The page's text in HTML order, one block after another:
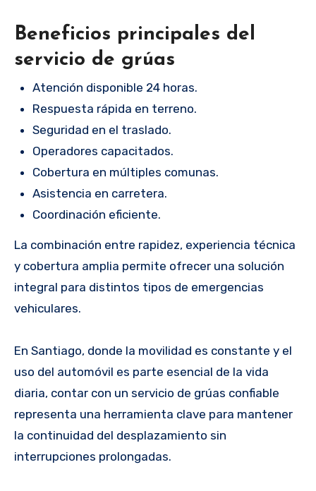
Beneficios principales del
servicio de grúas
Atención disponible 24 horas.
Respuesta rápida en terreno.
Seguridad en el traslado.
Operadores capacitados.
Cobertura en múltiples comunas.
Asistencia en carretera.
Coordinación eficiente.
La combinación entre rapidez, experiencia técnica
y cobertura amplia permite ofrecer una solución
integral para distintos tipos de emergencias
vehiculares.
En Santiago, donde la movilidad es constante y el
uso del automóvil es parte esencial de la vida
diaria, contar con un servicio de grúas confiable
representa una herramienta clave para mantener
la continuidad del desplazamiento sin
interrupciones prolongadas.